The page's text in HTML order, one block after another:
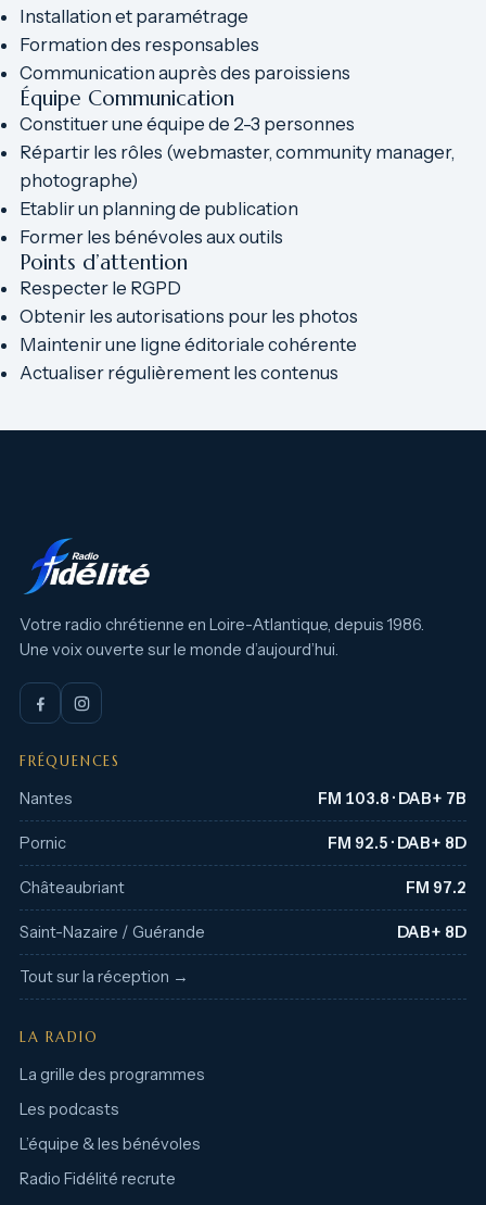
Installation et paramétrage
Formation des responsables
Communication auprès des paroissiens
Équipe Communication
Constituer une équipe de 2-3 personnes
Répartir les rôles (webmaster, community manager,
photographe)
Etablir un planning de publication
Former les bénévoles aux outils
Points d’attention
Respecter le RGPD
Obtenir les autorisations pour les photos
Maintenir une ligne éditoriale cohérente
Actualiser régulièrement les contenus
Votre radio chrétienne en Loire-Atlantique, depuis 1986.
Une voix ouverte sur le monde d’aujourd’hui.
FRÉQUENCES
Nantes FM 103.8 · DAB+ 7B
Pornic FM 92.5 · DAB+ 8D
Châteaubriant FM 97.2
Saint-Nazaire / Guérande DAB+ 8D
Tout sur la réception →
LA RADIO
La grille des programmes
Les podcasts
L’équipe & les bénévoles
Radio Fidélité recrute